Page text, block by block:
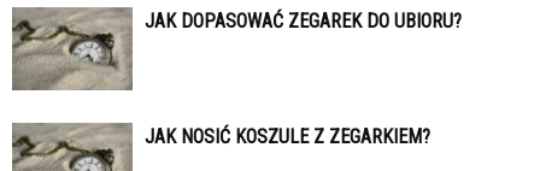
JAK DOPASOWAĆ ZEGAREK DO UBIORU?
JAK NOSIĆ KOSZULE Z ZEGARKIEM?